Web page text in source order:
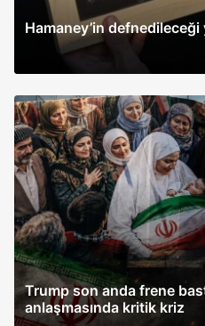
Hamaney’in
Trump son anda frene
anlaşmasında kritik kriz